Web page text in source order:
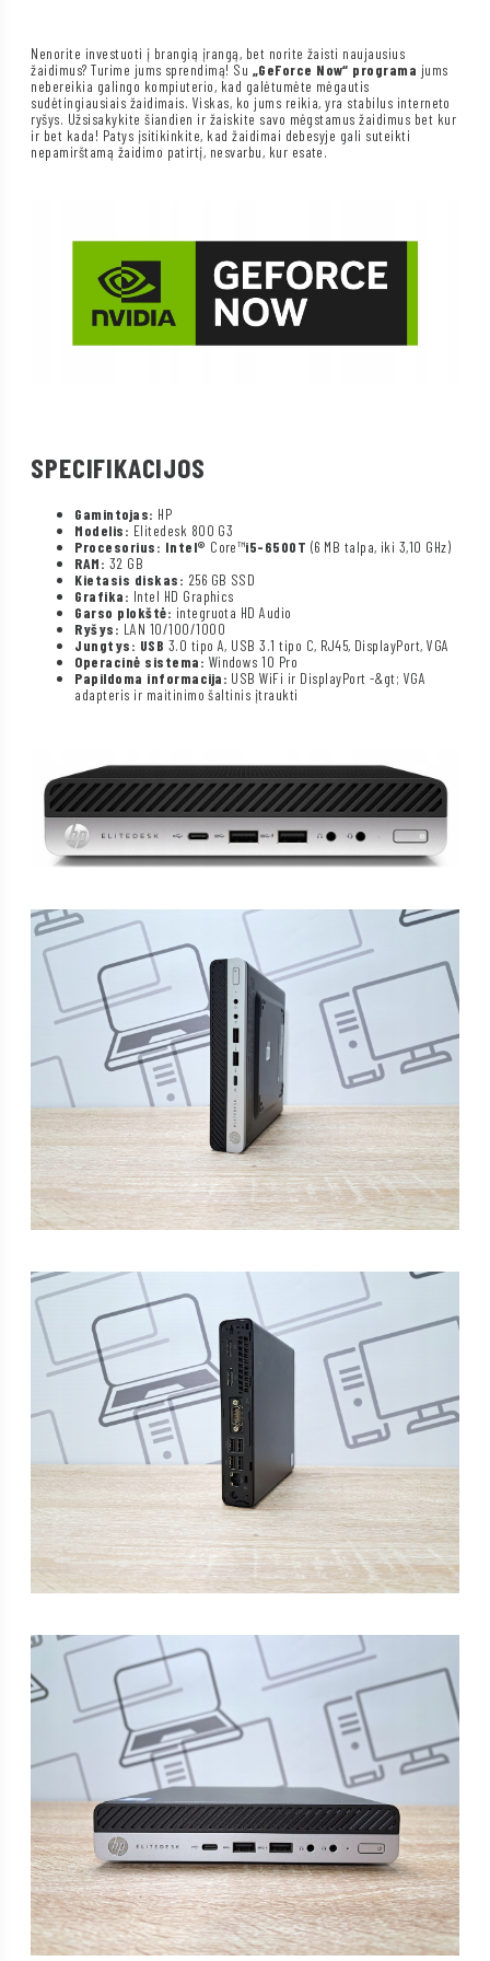
Nenorite investuoti į brangią įrangą, bet norite žaisti naujausius
žaidimus? Turime jums sprendimą! Su „GeForce Now“ programa jums
nebereikia galingo kompiuterio, kad galėtumėte mėgautis
sudėtingiausiais žaidimais. Viskas, ko jums reikia, yra stabilus interneto
ryšys. Užsisakykite šiandien ir žaiskite savo mėgstamus žaidimus bet kur
ir bet kada! Patys įsitikinkite, kad žaidimai debesyje gali suteikti
nepamirštamą žaidimo patirtį, nesvarbu, kur esate.
SPECIFIKACIJOS
Gamintojas: HP
Modelis: Elitedesk 800 G3
Procesorius: Intel® Core™i5-6500T (6 MB talpa, iki 3,10 GHz)
RAM: 32 GB
Kietasis diskas: 256 GB SSD
Grafika: Intel HD Graphics
Garso plokštė: integruota HD Audio
Ryšys: LAN 10/100/1000
Jungtys: USB 3.0 tipo A, USB 3.1 tipo C, RJ45, DisplayPort, VGA
Operacinė sistema: Windows 10 Pro
Papildoma informacija: USB WiFi ir DisplayPort -&gt; VGA
adapteris ir maitinimo šaltinis įtraukti